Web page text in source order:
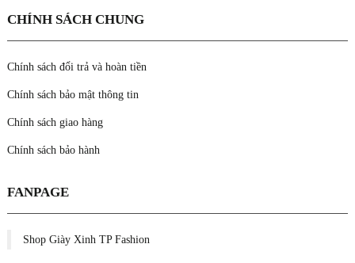
CHÍNH SÁCH CHUNG
Chính sách đổi trả và hoàn tiền
Chính sách bảo mật thông tin
Chính sách giao hàng
Chính sách bảo hành
FANPAGE
Shop Giày Xinh TP Fashion